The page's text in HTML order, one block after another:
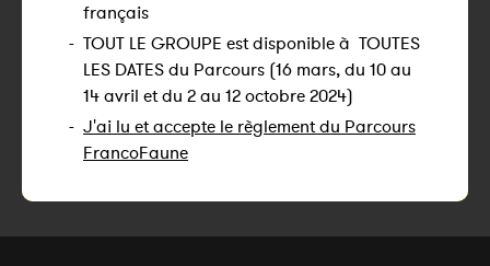
français
- TOUT LE GROUPE est disponible à TOUTES
LES DATES du Parcours (16 mars, du 10 au
14 avril et du 2 au 12 octobre 2024)
- J'ai lu et accepte le règlement du Parcours
FrancoFaune